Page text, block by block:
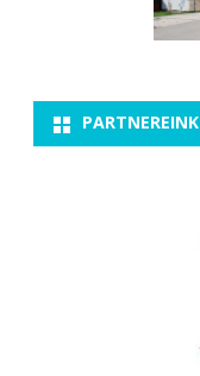
PARTNEREINK